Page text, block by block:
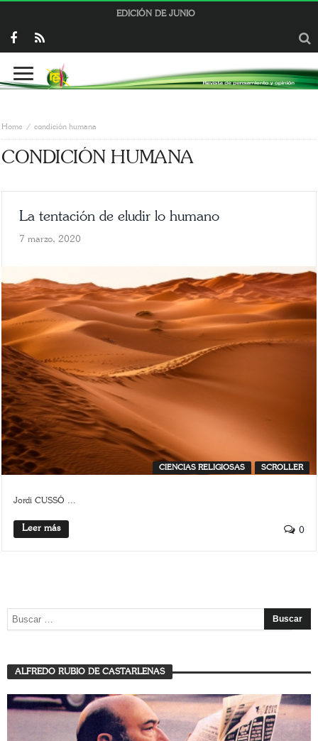
EDICIÓN DE JUNIO
Home condición humana
CONDICIÓN HUMANA
La tentación de eludir lo humano
7 marzo, 2020
CIENCIAS RELIGIOSAS SCROLLER
Jordi CUSSÓ ...
Leer más 0
ALFREDO RUBIO DE CASTARLENAS